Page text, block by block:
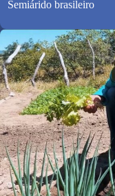
Semiárido brasileiro